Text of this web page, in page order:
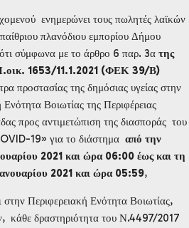
ενημερώνει τους πωλητές λαϊκών
πλανόδιου εμπορίου Δήμου
σύμφωνα με το άρθρο 6 παρ. 3α της
1653/11.1.2021 (ΦΕΚ 39/Β)
προστασίας της δημόσιας υγείας στην
Ενότητα Βοιωτίας της Περιφέρειας
προς αντιμετώπιση της διασποράς του
19» για το διάστημα από την
2021 και ώρα 06:00 έως και τη
2021 και ώρα 05:59,
στην Περιφερειακή Ενότητα Βοιωτίας,
κάθε δραστηριότητα του Ν.4497/2017